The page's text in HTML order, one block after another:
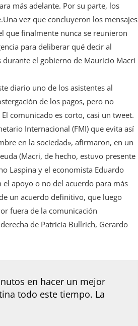
más adelante. Por su parte, los
vez que concluyeron los mensajes
que finalmente nunca se reunieron
para deliberar qué decir al
el gobierno de Mauricio Macri
diario uno de los asistentes al
de los pagos, pero no
comunicado es corto, casi un tweet.
Internacional (FMI) que evita así
en la sociedad», afirmaron, en un
(Macri, de hecho, estuvo presente
Laspina y el economista Eduardo
apoyo o no del acuerdo para más
un acuerdo definitivo, que luego
fuera de la comunicación
de Patricia Bullrich, Gerardo
en hacer un mejor
todo este tiempo. La